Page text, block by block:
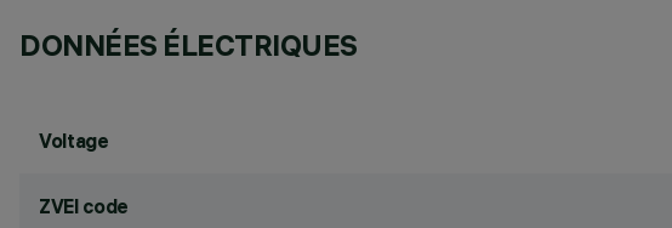
DONNÉES ÉLECTRIQUES
Voltage
ZVEI code